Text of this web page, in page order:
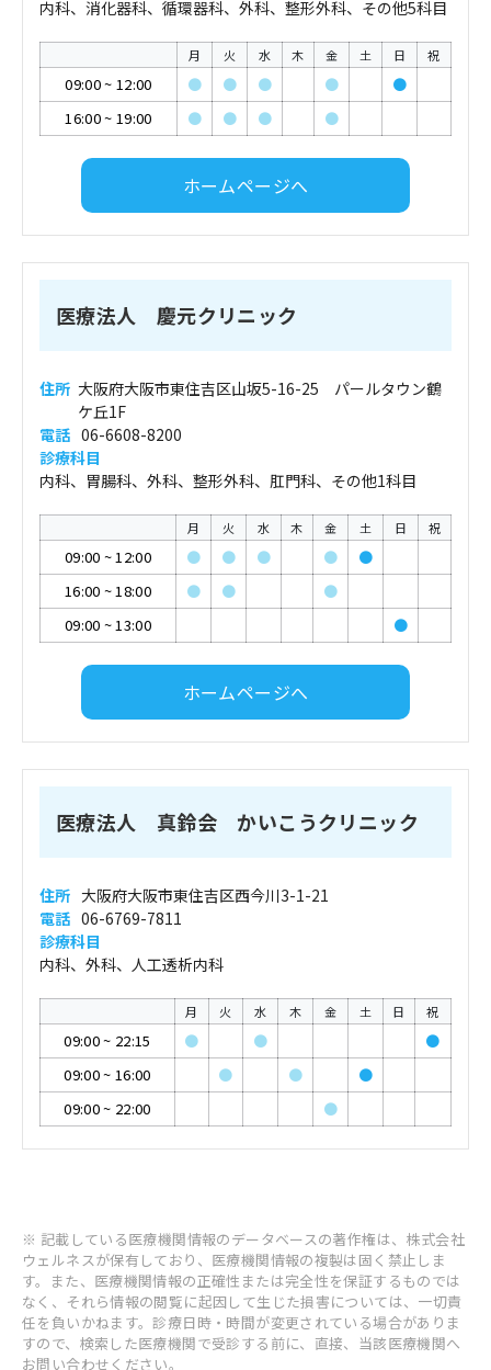
内科、消化器科、循環器科、外科、整形外科、その他5科目
月 火 水 木 金 土 日 祝
09:00~ 12:00 ● ● ● ●
●
16:00~ 19:00 ● ● ● ●
ホームページへ
医療法人 慶元クリニック
住所 大阪府大阪市東住吉区山坂5-16-25 パールタウン鶴
ケ丘1F
電話 06-6608-8200
診療科目
内科、胃腸科、外科、整形外科、肛門科、その他1科目
月 火 水 木 金 土 日 祝
09:00 ~12:00 ● ● ● ●
●
16:00 ~18:00 ● ●
●
09:00 ~13:00 ●
ホームページへ
医療法人 真鈴会 かいこうクリニック
住所 大阪府大阪市東住吉区西今川3-1-21
電話 06-6769-7811
診療科目
内科、外科、人工透析内科
月 火 水 木 金 土 日 祝
09:00~ 22:15 ● ●
●
09:00~ 16:00 ● ●
●
09:00~ 22:00 ●
※ 記載している医療機関情報のデータベースの著作権は、株式会社
ウェルネスが保有しており、医療機関情報の複製は固く禁止しま
す。また、医療機関情報の正確性または完全性を保証するものでは
なく、それら情報の閲覧に起因して生じた損害については、一切責
任を負いかねます。診療日時・時間が変更されている場合がありま
すので、検索した医療機関で受診する前に、直接、当該医療機関へ
お問い合わせください。